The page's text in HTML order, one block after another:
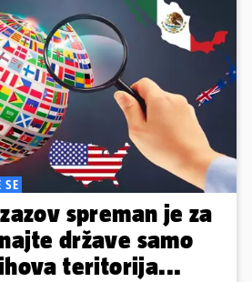
SE
spreman je za
države samo
teritorija...